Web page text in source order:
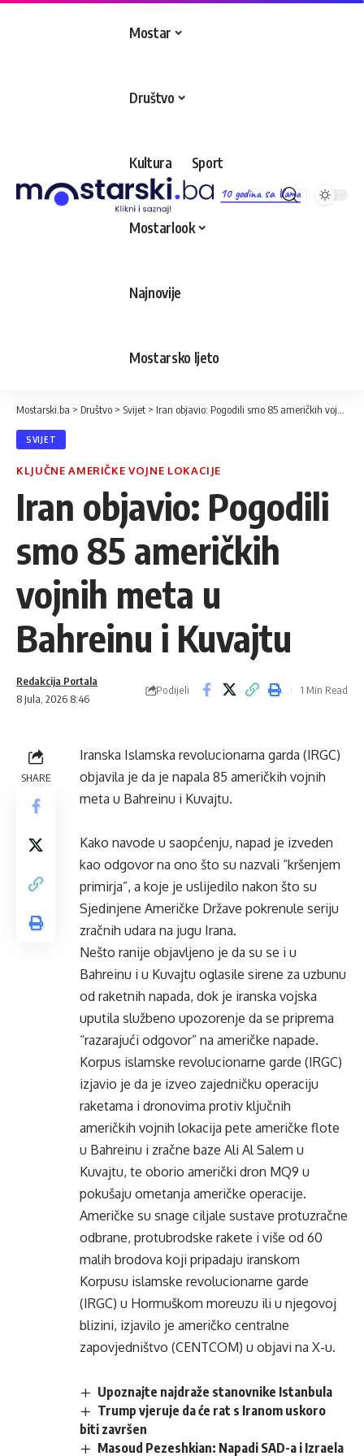
10 godina sa Vama
Mostar
Društvo
Kultura Sport
Mostarlook
Najnovije
Mostarsko ljeto
Mostarski.ba > Društvo > Svijet > Iran objavio: Pogodili smo 85 američkih vojnih meta u Bahreinu i Kuvajtu
SVIJET
KLJUČNE AMERIČKE VOJNE LOKACIJE
Iran objavio: Pogodili
smo 85 američkih
vojnih meta u
Bahreinu i Kuvajtu
8 Jula, 2026 8:46
Redakcija Portala
Podijeli 1 Min Read
SHARE
Iranska Islamska revolucionarna garda (IRGC)
objavila je da je napala 85 američkih vojnih
meta u Bahreinu i Kuvajtu.
Kako navode u saopćenju, napad je izveden
kao odgovor na ono što su nazvali “kršenjem
primirja”, a koje je uslijedilo nakon što su
Sjedinjene Američke Države pokrenule seriju
zračnih udara na jugu Irana.
Nešto ranije objavljeno je da su se i u
Bahreinu i u Kuvajtu oglasile sirene za uzbunu
od raketnih napada, dok je iranska vojska
uputila službeno upozorenje da se priprema
“razarajući odgovor” na američke napade.
Korpus islamske revolucionarne garde (IRGC)
izjavio je da je izveo zajedničku operaciju
raketama i dronovima protiv ključnih
američkih vojnih lokacija pete američke flote
u Bahreinu i zračne baze Ali Al Salem u
Kuvajtu, te oborio američki dron MQ9 u
pokušaju ometanja američke operacije.
Američke su snage ciljale sustave protuzračne
odbrane, protubrodske rakete i više od 60
malih brodova koji pripadaju iranskom
Korpusu islamske revolucionarne garde
(IRGC) u Hormuškom moreuzu ili u njegovoj
blizini, izjavilo je američko centralne
zapovjedništvo (CENTCOM) u objavi na X-u.
Upoznajte najdraže stanovnike Istanbula
Trump vjeruje da će rat s Iranom uskoro
biti završen
Masoud Pezeshkian: Napadi SAD-a i Izraela